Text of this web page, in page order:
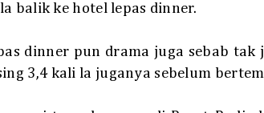
balik ke hotel lepas dinner.
dinner pun drama juga sebab
3,4 kali la juganya sebelum